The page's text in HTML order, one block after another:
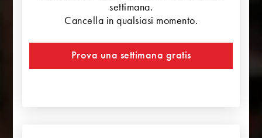
settimana.
Cancella in qualsiasi momento.
Prova una settimana gratis